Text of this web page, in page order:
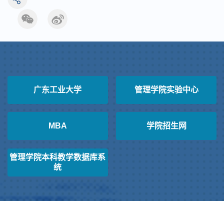
广东工业大学 管理学院实验中心
MBA 学院招生网
管理学院本科教学数据库系
统